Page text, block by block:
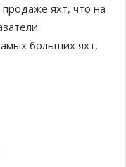
яхт, что на
больших яхт,